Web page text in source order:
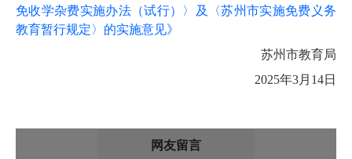
免收学杂费实施办法（试行）〉及〈苏州市实施免费义务
教育暂行规定〉的实施意见》
苏州市教育局
2025年3月 14日
网友留言